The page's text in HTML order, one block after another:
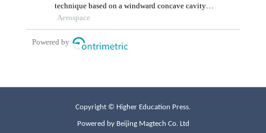
Copyright © Higher Education Press.
Powered by Beijing Magtech Co. Ltd